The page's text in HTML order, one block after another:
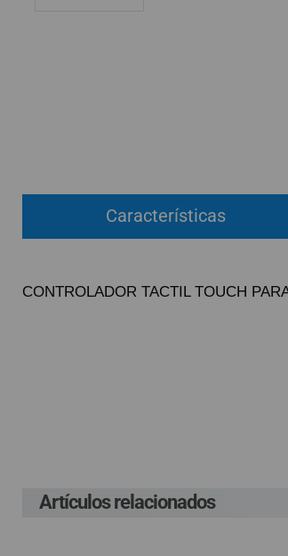
PROFESIONALES / DISTRIBUIDOR
SOLICITAR REPARACIÓN
TOP VENTAS REPUESTOS
(+34)912 477 744
Características
CONTROLADOR TACTIL TOUCH
Artículos relacionados